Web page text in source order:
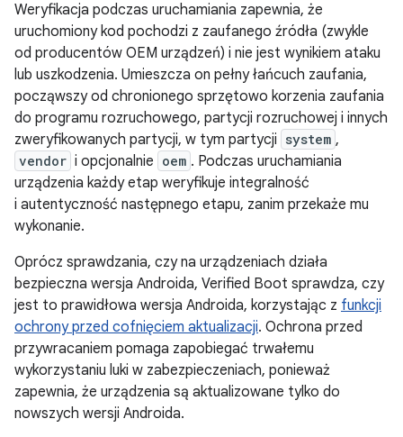
Weryfikacja podczas uruchamiania zapewnia, że
uruchomiony kod pochodzi z zaufanego źródła (zwykle
od producentów OEM urządzeń) i nie jest wynikiem ataku
lub uszkodzenia. Umieszcza on pełny łańcuch zaufania,
począwszy od chronionego sprzętowo korzenia zaufania
do programu rozruchowego, partycji rozruchowej i innych
zweryfikowanych partycji, w tym partycji system ,
vendor i opcjonalnie oem . Podczas uruchamiania
urządzenia każdy etap weryfikuje integralność
i autentyczność następnego etapu, zanim przekaże mu
wykonanie.
Oprócz sprawdzania, czy na urządzeniach działa
bezpieczna wersja Androida, Verified Boot sprawdza, czy
jest to prawidłowa wersja Androida, korzystając z funkcji
ochrony przed cofnięciem aktualizacji. Ochrona przed
przywracaniem pomaga zapobiegać trwałemu
wykorzystaniu luki w zabezpieczeniach, ponieważ
zapewnia, że urządzenia są aktualizowane tylko do
nowszych wersji Androida.